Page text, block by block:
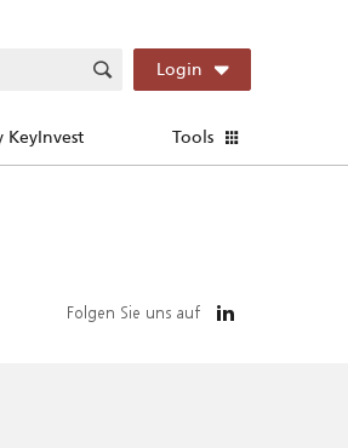
Login
KeyInvest Tools
Folgen Sie uns auf